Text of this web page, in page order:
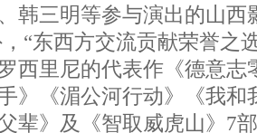
韩三明等参与演出的山西
东西方交流贡献荣誉之
西里尼的代表作《德意志
》《湄公河行动》《我和
辈》及《智取威虎山》7